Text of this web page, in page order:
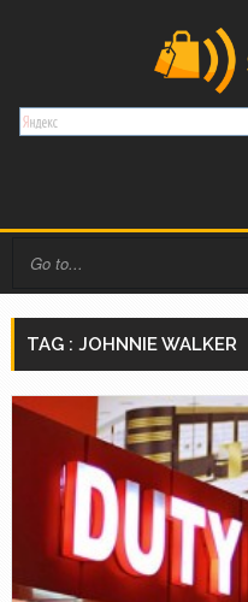
TAG : JOHNNIE WALKER